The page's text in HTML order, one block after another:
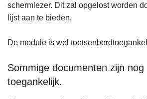
schermlezer. Dit zal opgelost worden
lijst aan te bieden.
De module is wel
Sommige documenten zijn nog
toegankelijk.